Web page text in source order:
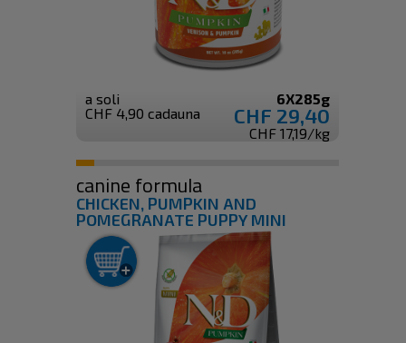
a soli
CHF 4,90 cadauna
6X285g
CHF 29,40
CHF 17,19/kg
canine formula
CHICKEN, PUMPKIN AND
POMEGRANATE PUPPY MINI